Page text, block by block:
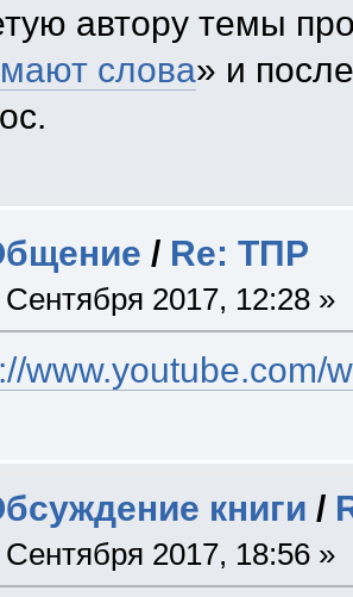
автору темы
слова» и
/ Re: ТПР
Сентября 2017, 12:28 »
www.youtube.com/
книги /
Сентября 2017, 18:56 »